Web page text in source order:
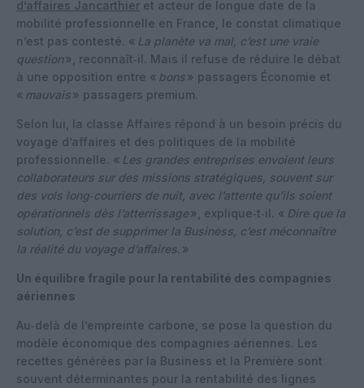
d’affaires Jancarthier et acteur de longue date de la
mobilité professionnelle en France, le constat climatique
n’est pas contesté. « La planète va mal, c’est une vraie
question», reconnaît‑il. Mais il refuse de réduire le débat
à une opposition entre « bons» passagers Économie et
« mauvais» passagers premium.
Selon lui, la classe Affaires répond à un besoin précis du
voyage d’affaires et des politiques de la mobilité
professionnelle. « Les grandes entreprises envoient leurs
collaborateurs sur des missions stratégiques, souvent sur
des vols long‑courriers de nuit, avec l’attente qu’ils soient
opérationnels dès l’atterrissage», explique‑t‑il. « Dire que la
solution, c’est de supprimer la Business, c’est méconnaître
la réalité du voyage d’affaires. »
Un équilibre fragile pour la rentabilité des compagnies
aériennes
Au‑delà de l’empreinte carbone, se pose la question du
modèle économique des compagnies aériennes. Les
recettes générées par la Business et la Première sont
souvent déterminantes pour la rentabilité des lignes